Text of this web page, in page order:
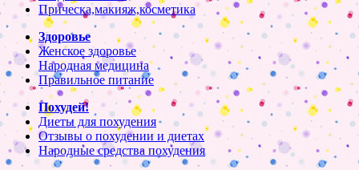
Прическа,макияж,косметика
Здоровье
Женское здоровье
Народная медицина
Правильное питание
Похудей!
Диеты для похудения
Отзывы о похудении и диетах
Народные средства похудения